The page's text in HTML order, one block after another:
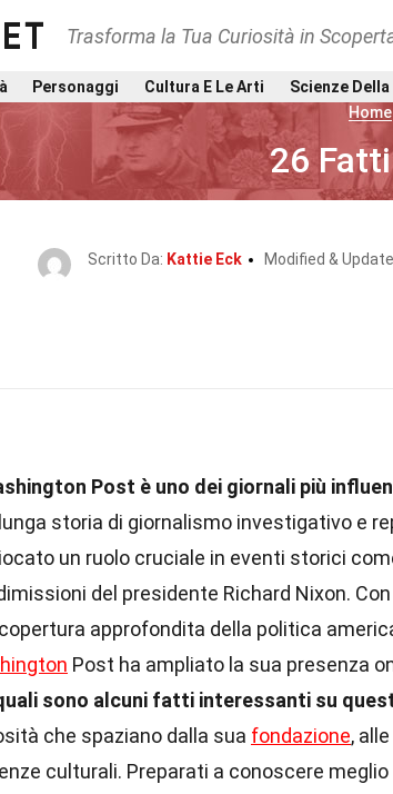
Trasforma la Tua Curiosità in
Personaggi Cultura E Le Arti Scienze
Home
26
Scritto Da: Kattie Eck Modified &
Post è uno dei giornali più
storia di giornalismo investigativo e
un ruolo cruciale in eventi storici
del presidente Richard Nixon.
approfondita della politica
Post ha ampliato la sua presenza
sono alcuni fatti interessanti su
che spaziano dalla sua fondazione,
culturali. Preparati a conoscere